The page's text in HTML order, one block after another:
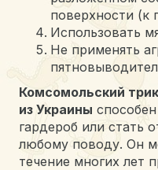
поверхности (к
Использовать
Не применять
Комсомольский
из Украины
гардероб или стать
любому поводу. Он
течение многих лет